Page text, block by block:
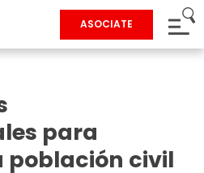
ASOCIATE
para
población civil